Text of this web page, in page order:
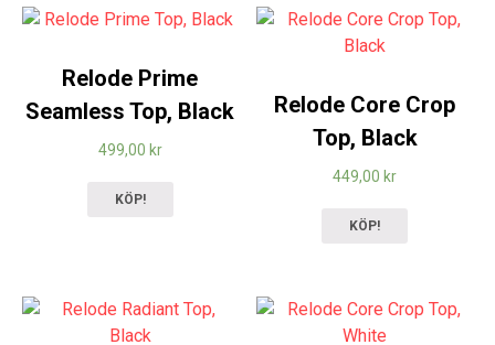
Relode Prime
Seamless Top, Black
499,00 kr
KÖP!
Relode Core Crop
Top, Black
449,00 kr
KÖP!